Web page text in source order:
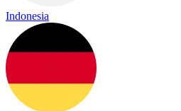
Indonesia